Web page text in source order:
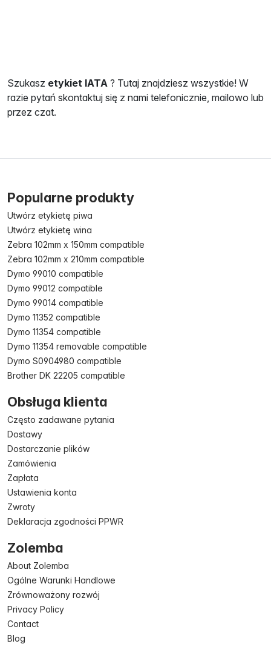
Szukasz etykiet IATA ? Tutaj znajdziesz wszystkie! W
razie pytań skontaktuj się z nami telefonicznie, mailowo lub
przez czat.
Popularne produkty
Utwórz etykietę piwa
Utwórz etykietę wina
Zebra 102mm x 150mm compatible
Zebra 102mm x 210mm compatible
Dymo 99010 compatible
Dymo 99012 compatible
Dymo 99014 compatible
Dymo 11352 compatible
Dymo 11354 compatible
Dymo 11354 removable compatible
Dymo S0904980 compatible
Brother DK 22205 compatible
Obsługa klienta
Często zadawane pytania
Dostawy
Dostarczanie plików
Zamówienia
Zapłata
Ustawienia konta
Zwroty
Deklaracja zgodności PPWR
Zolemba
About Zolemba
Ogólne Warunki Handlowe
Zrównoważony rozwój
Privacy Policy
Contact
Blog